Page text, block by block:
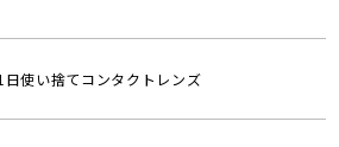
日使い捨てコンタクトレンズ